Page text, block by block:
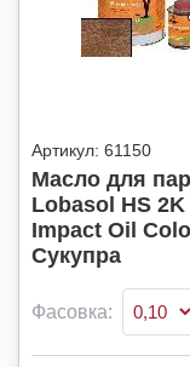
Артикул: 61150
Масло для
Lobasol HS 2K
Impact Oil
Сукупра
Фасовка: